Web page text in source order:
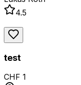
4.5
test
CHF 1